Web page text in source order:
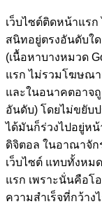
เว็บไซต์ติดหน้าแร
สนิทอยู่ตรงอันดับใ
(เนื้อหาบางหมวด
แรก ไม่รวมโฆษณา
และในอนาคตอาจ
อันดับ) โดยไม่ขยับ
ได้มันก็ร่วงไปอยู่ห
ดิจิตอล ในอาณาจัก
เว็บไซต์ แทบทั้งหม
แรก เพราะนั่นคือโ
ความสำเร็จที่กว้าง